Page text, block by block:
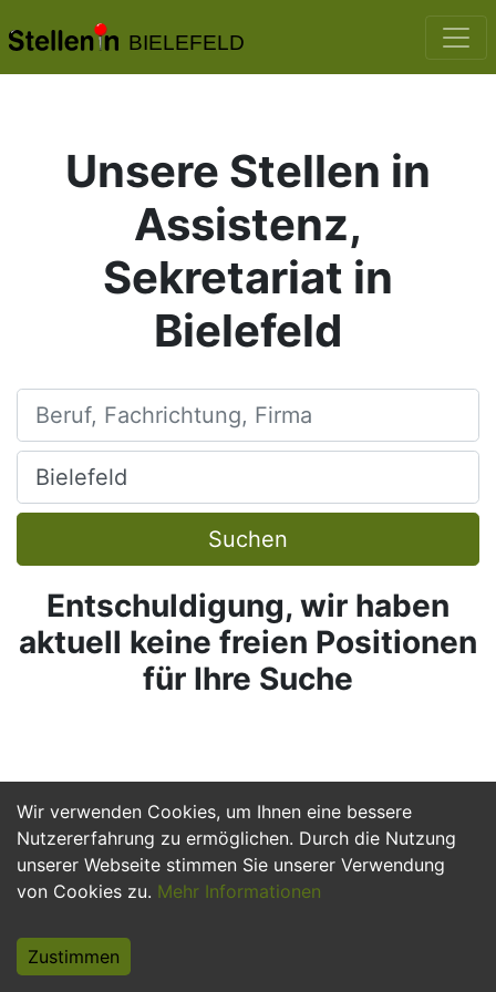
BIELEFELD
Wir verwenden Cookies, um Ihnen eine bessere
Nutzererfahrung zu ermöglichen. Durch die Nutzung
unserer Webseite stimmen Sie unserer Verwendung
von Cookies zu. Mehr Informationen
Zustimmen
Unsere Stellen in
Assistenz,
Sekretariat in
Bielefeld
Beruf, Fachrichtung, Firma
Ort, Stadt
Suchen
Entschuldigung, wir haben
aktuell keine freien Positionen
für Ihre Suche